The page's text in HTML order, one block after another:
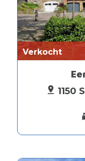
Verkocht
1150